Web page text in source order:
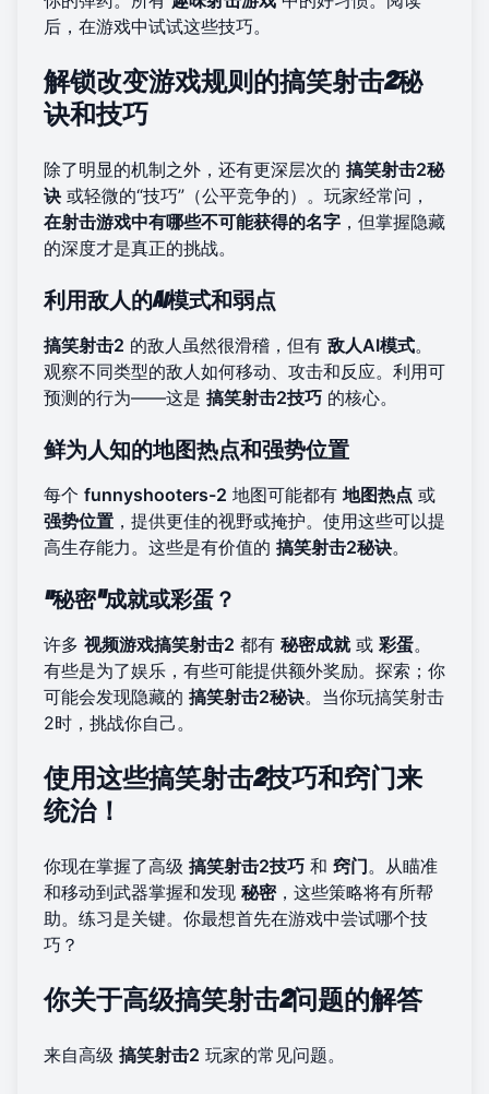
后， 在游戏中试试这些技巧。
解锁改变游戏规则的搞笑射击2秘
诀和技巧
除了明显的机制之外，还有更深层次的 搞笑射击2秘
诀 或轻微的“技巧”（公平竞争的）。玩家经常问，
在射击游戏中有哪些不可能获得的名字 ，但掌握隐藏
的深度才是真正的挑战。
利用敌人的AI模式和弱点
搞笑射击2 的敌人虽然很滑稽，但有 敌人AI模式。
观察不同类型的敌人如何移动、攻击和反应。利用可
预测的行为——这是 搞笑射击2技巧 的核心。
鲜为人知的地图热点和强势位置
每个 funnyshooters-2 地图可能都有 地图热点 或
强势位置 ，提供更佳的视野或掩护。使用这些可以提
高生存能力。这些是有价值的 搞笑射击2秘诀。
“秘密”成就或彩蛋？
许多 视频游戏搞笑射击2 都有 秘密成就或 彩蛋。
有些是为了娱乐，有些可能提供额外奖励。探索；你
可能会发现隐藏的 搞笑射击2秘诀。当你玩搞笑射击
2时，挑战你自己。
使用这些搞笑射击2技巧和窍门来
统治！
你现在掌握了高级 搞笑射击2技巧 和 窍门。从瞄准
和移动到武器掌握和发现 秘密，这些策略将有所帮
助。练习是关键。你最想首先在游戏中尝试哪个技
巧？
你关于高级搞笑射击2问题的解答
来自高级 搞笑射击2 玩家的常见问题。